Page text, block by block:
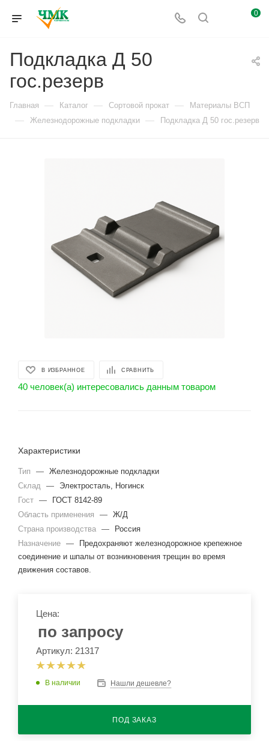
0
Подкладка Д 50
гос.резерв
Главная — Каталог — Сортовой прокат — Материалы ВСП
— Железнодорожные подкладки — Подкладка Д 50 гос.резерв
В ИЗБРАННОЕ СРАВНИТЬ
40 человек(а) интересовались данным товаром
Характеристики
Тип — Железнодорожные подкладки
Склад —
Электросталь, Ногинск
Гост —
ГОСТ 8142-89
Область применения
— Ж/Д
Страна производства —
Россия
Назначение —
Предохраняют железнодорожное крепежное
соединение и шпалы от возникновения трещин во время
движения составов.
Цена:
по запросу
Артикул: 21317
В наличии Нашли дешевле?
ПОД ЗАКАЗ